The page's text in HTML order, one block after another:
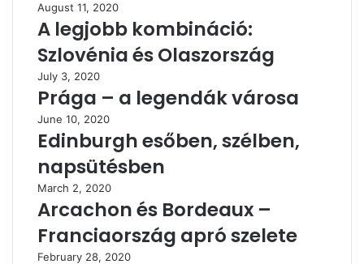
August 11, 2020
A legjobb kombináció:
Szlovénia és Olaszország
July 3, 2020
Prága – a legendák városa
June 10, 2020
Edinburgh esőben, szélben,
napsütésben
March 2, 2020
Arcachon és Bordeaux –
Franciaország apró szelete
February 28, 2020